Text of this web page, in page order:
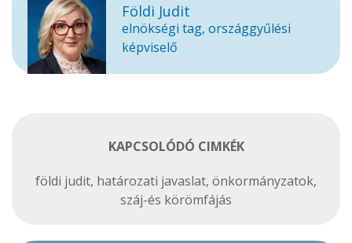
Földi Judit
elnökségi tag, országgyűlési
képviselő
KAPCSOLÓDÓ CIMKÉK
földi judit, határozati javaslat, önkormányzatok,
száj-és körömfájás